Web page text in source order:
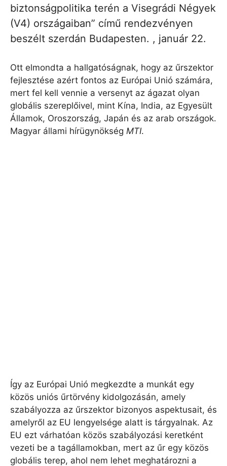
biztonságpolitika terén a Visegrádi Négyek
(V4) országaiban” című rendezvényen
beszélt szerdán Budapesten. , január 22.
Ott elmondta a hallgatóságnak, hogy az űrszektor
fejlesztése azért fontos az Európai Unió számára,
mert fel kell vennie a versenyt az ágazat olyan
globális szereplőivel, mint Kína, India, az Egyesült
Államok, Oroszország, Japán és az arab országok.
Magyar állami hírügynökség MTI.
Így az Európai Unió megkezdte a munkát egy
közös uniós űrtörvény kidolgozásán, amely
szabályozza az űrszektor bizonyos aspektusait, és
amelyről az EU lengyelsége alatt is tárgyalnak. Az
EU ezt várhatóan közös szabályozási keretként
vezeti be a tagállamokban, mert az űr egy közös
globális terep, ahol nem lehet meghatározni a